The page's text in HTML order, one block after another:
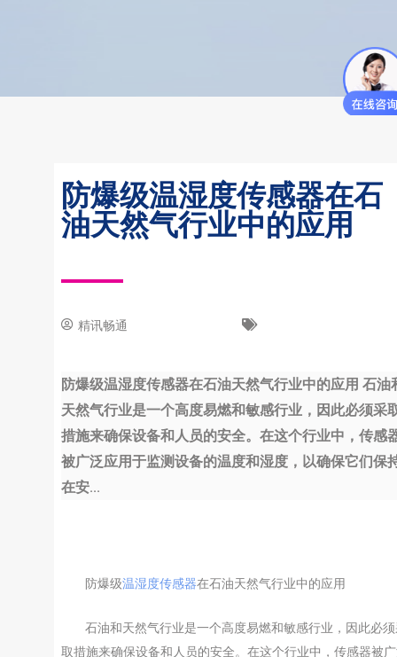
防爆级温湿度传感器在石
油天然气行业中的应用
精讯畅通
防爆级温湿度传感器在石油天然气行业中的应用 石油
天然气行业是一个高度易燃和敏感行业，因此必须采
措施来确保设备和人员的安全。在这个行业中，传感
被广泛应用于监测设备的温度和湿度，以确保它们保
在安...
防爆级温湿度传感器在石油天然气行业中的应用
石油和天然气行业是一个高度易燃和敏感行业，因此必
取措施来确保设备和人员的安全。在这个行业中，传感器被